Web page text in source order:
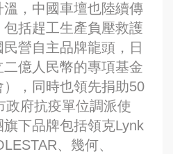
，中國車壇也陸續傳
括趕工生產負壓救護
營自主品牌龍頭，日
億人民幣的專項基金
），同時也領先捐助50
政府抗疫單位調派使
下品牌包括領克Lynk
、幾何、